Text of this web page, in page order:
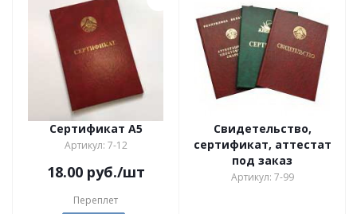
Сертификат А5
Артикул: 7-12
18.00руб./шт
Переплет
Cвидетельство,
сертификат, аттестат
под заказ
Артикул: 7-99